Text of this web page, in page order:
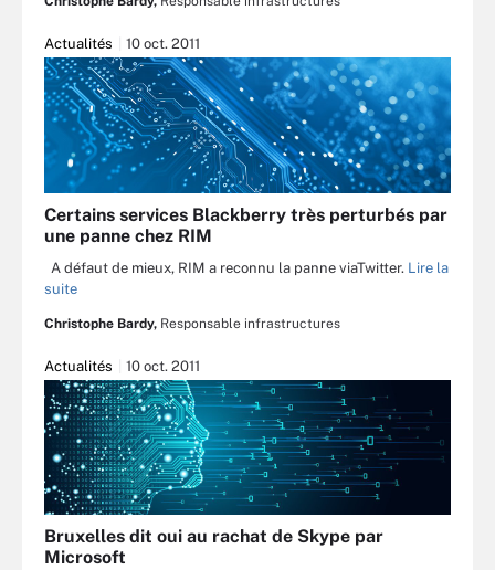
Actualités 10 oct. 2011
Certains services Blackberry très perturbés par
une panne chez RIM
A défaut de mieux, RIM a reconnu la panne viaTwitter. Lire la
suite
Christophe Bardy, Responsable infrastructures
Actualités 10 oct. 2011
Bruxelles dit oui au rachat de Skype par
Microsoft